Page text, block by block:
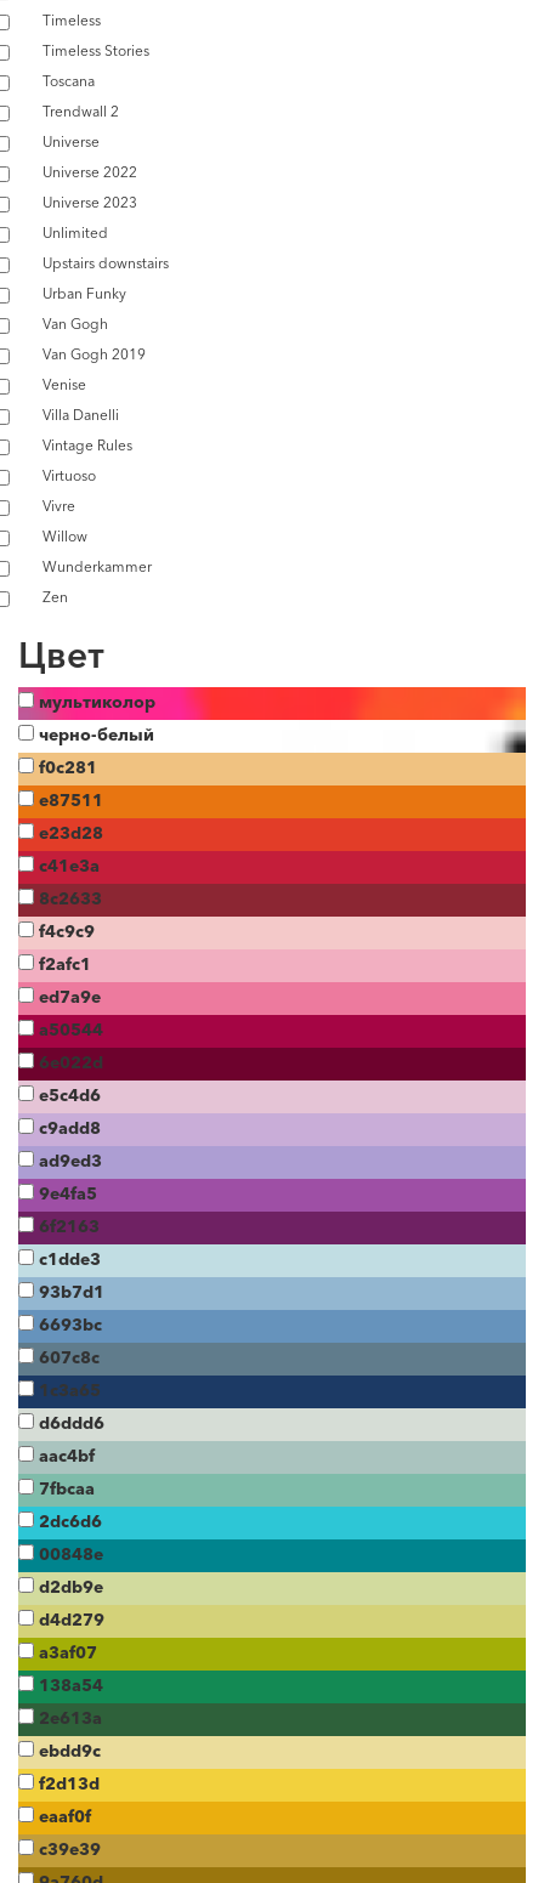
Timeless
Timeless Stories
Toscana
Trendwall 2
Universe
Universe 2022
Universe 2023
Unlimited
Upstairs downstairs
Urban Funky
Van Gogh
Van Gogh 2019
Venise
Villa Danelli
Vintage Rules
Virtuoso
Vivre
Willow
Wunderkammer
Zen
Цвет
мультиколор
черно-белый
f0c281
e87511
e23d28
c41e3a
8c2633
f4c9c9
f2afc1
ed7a9e
a50544
6e022d
e5c4d6
c9add8
ad9ed3
9e4fa5
6f2163
c1dde3
93b7d1
6693bc
607c8c
1c3a65
d6ddd6
aac4bf
7fbcaa
2dc6d6
00848e
d2db9e
d4d279
a3af07
138a54
2e613a
ebdd9c
f2d13d
eaaf0f
c39e39